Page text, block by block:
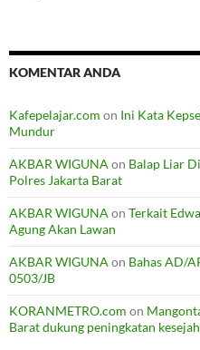
KOMENTAR ANDA
Kafepelajar.com on Ini Kata
Mundur
AKBAR WIGUNA on Balap Liar
Polres Jakarta Barat
AKBAR WIGUNA on Terkait
Agung Akan Lawan
AKBAR WIGUNA on Bahas AD/
0503/JB
KORANMETRO.com on
Barat dukung peningkatan